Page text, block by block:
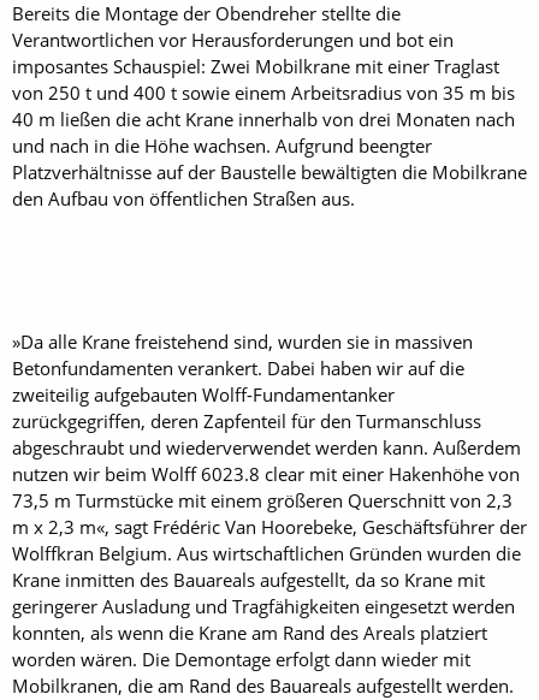
Bereits die Montage der Obendreher stellte die
Verantwortlichen vor Herausforderungen und bot ein
imposantes Schauspiel: Zwei Mobilkrane mit einer Traglast
von 250 t und 400 t sowie einem Arbeitsradius von 35 m bis
40 m ließen die acht Krane innerhalb von drei Monaten nach
und nach in die Höhe wachsen. Aufgrund beengter
Platzverhältnisse auf der Baustelle bewältigten die Mobilkrane
den Aufbau von öffentlichen Straßen aus.
»Da alle Krane freistehend sind, wurden sie in massiven
Betonfundamenten verankert. Dabei haben wir auf die
zweiteilig aufgebauten Wolff-Fundament­anker
zurückgegriffen, deren Zapfenteil für den Turmanschluss
abgeschraubt und wiederverwendet werden kann. Außerdem
nutzen wir beim Wolff 6023.8 clear mit einer Haken­höhe von
73,5 m Turmstücke mit einem größeren Querschnitt von 2,3
m x 2,3 m«, sagt Frédéric Van Hoorebeke, Geschäftsführer der
Wolffkran Belgium. Aus wirtschaftlichen Gründen wurden die
Krane inmitten des Bauareals aufgestellt, da so Krane mit
geringerer Ausladung und Tragfähigkeiten eingesetzt werden
konnten, als wenn die Krane am Rand des Areals platziert
worden wären. Die Demontage erfolgt dann wieder mit
Mobilkranen, die am Rand des Bauareals aufgestellt werden.